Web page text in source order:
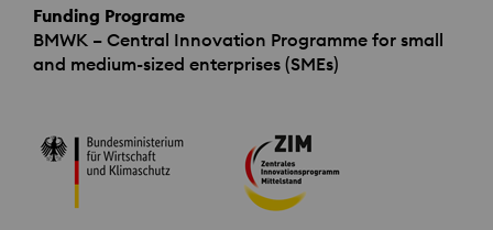
Funding Programe
BMWK – Central Innovation Programme for small
and medium-sized enterprises (SMEs)